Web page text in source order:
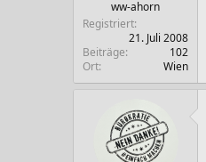
ww-ahorn
Registriert
21. Juli 2008
Beiträge
102
Ort
Wien